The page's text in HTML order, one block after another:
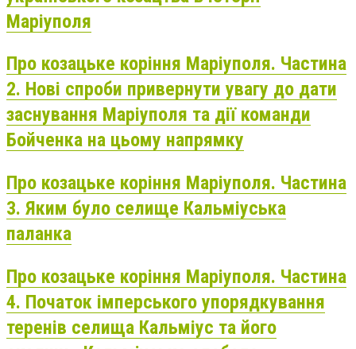
Маріуполя
Про козацьке коріння Маріуполя. Частина
2. Нові спроби привернути увагу до дати
заснування Маріуполя та дії команди
Бойченка на цьому напрямку
Про козацьке коріння Маріуполя. Частина
3. Яким було селище Кальміуська
паланка
Про козацьке коріння Маріуполя. Частина
4. Початок імперського упорядкування
теренів селища Кальміус та його